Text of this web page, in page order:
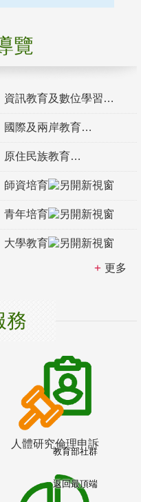
覽
資訊教育及數位學習
國際及兩岸教育
原住民族教育
師資培育
青年培育
大學教育
更多
務
人體研究倫理申訴
教育部社群
返回最頂端